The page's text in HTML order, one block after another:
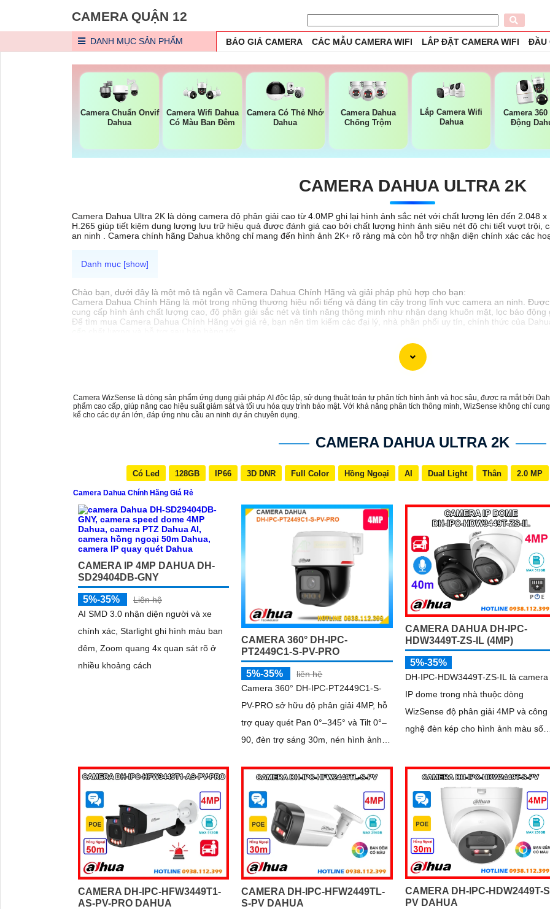
CAMERA QUẬN 12
DANH MỤC SẢN PHẨM BÁO GIÁ CAMERA CÁC MẪU CAMERA WIFI LẮP ĐẶT CAMERA WIFI ĐẦU
Camera Chuẩn Onvif
Dahua
Camera Wifi Dahua
Có Màu Ban Đêm
Camera Có Thẻ Nhớ
Dahua
Camera Dahua
Chống Trộm
Lắp Camera Wifi
Dahua
Camera 360
Động
CAMERA DAHUA ULTRA 2K
Camera Dahua Ultra 2K là dòng camera độ phân giải cao từ 4.0MP ghi lại hình ảnh sắc nét với chất lượng lên đến 2.048
H.265 giúp tiết kiệm dung lượng lưu trữ hiệu quả được đánh giá cao bởi chất lượng hình ảnh siêu nét độ chi tiết vượt trội,
an ninh . Camera chính hãng Dahua không chỉ mang đến hình ảnh 2K+ rõ ràng mà còn hỗ trợ nhận diện chính xác các
Chào bạn, dưới đây là một mô tả ngắn về Camera Dahua Chính Hãng và giải pháp phù hợp cho bạn:
Camera Dahua Chính Hãng là một trong những thương hiệu nổi tiếng và đáng tin cậy trong lĩnh vực camera an ninh.
cung cấp hình ảnh chất lượng cao, độ phân giải sắc nét và tính năng thông minh như nhận dạng khuôn mặt, lọc báo
Để tìm mua Camera Dahua Chính Hãng với giá rẻ, bạn nên tìm kiếm các đại lý, nhà phân phối uy tín, chính thức của
Để lựa chọn giải pháp phù hợp, quan trọng bạn cần xác định mục đích sử dụng camera, khu vực lắp đặt, số lượng
zoom, cảnh báo... Với những yếu tố này, bạn có thể tham khảo ý kiến của chuyên gia hoặc tư vấn viên để chọn lựa được
Chúc bạn thành công trong việc tìm hiểu và lựa chọn Camera Dahua Chính Hãng giá rẻ và giải pháp phù hợp cho mình.
Camera WizSense là dòng sản phẩm ứng dụng giải pháp AI độc lập, sử dụng thuật toán tự phân tích hình ảnh và học sâu, được ra mắt bởi
phẩm cao cấp, giúp nâng cao hiệu suất giám sát và tối ưu hóa quy trình bảo mật. Với khả năng phân tích thông minh, WizSense không chỉ
kể cho các dự án lớn, đáp ứng nhu cầu an ninh dự án chuyên dụng.
CAMERA DAHUA ULTRA 2K
Có Led 128GB IP66 3D DNR Full Color Hồng Ngoại AI Dual Light Thân 2.0 MP
Camera Dahua Chính Hãng Giá Rẻ
CAMERA IP 4MP DAHUA DH-
SD29404DB-GNY
5%-35%
Liên hệ
AI SMD 3.0 nhận diện người và xe
chính xác, Starlight ghi hình màu ban
đêm, Zoom quang 4x quan sát rõ ở
nhiều khoảng cách
CAMERA 360° DH-IPC-
PT2449C1-S-PV-PRO
5%-35%
liên hệ
Camera 360° DH-IPC-PT2449C1-S-
PV-PRO sở hữu độ phân giải 4MP, hỗ
trợ quay quét Pan 0°–345° và Tilt 0°–
90, đèn trợ sáng 30m, nén hình ảnh
lý WDR 120dB, BLC, HLC, 3D-NR
CAMERA DAHUA DH-IPC-
HDW3449T-ZS-IL (4MP)
5%-35%
DH-IPC-HDW3449T-ZS-IL là camera
IP dome trong nhà thuộc dòng
WizSense độ phân giải 4MP và công
nghệ đèn kép cho hình ảnh màu
512GB, hỗ trợ POE cùng khả năng
nhận diện chính xác người và
tiện, camera mang đến giải pháp
sát an ninh thông minh, hiệu quả phù
hợp lắp đặt tại gia đình, văn phòng
CAMERA DH-IPC-HFW3449T1-
AS-PV-PRO DAHUA
CAMERA DH-IPC-HFW2449TL-
S-PV DAHUA
CAMERA DH-IPC-HDW2449T-
PV DAHUA